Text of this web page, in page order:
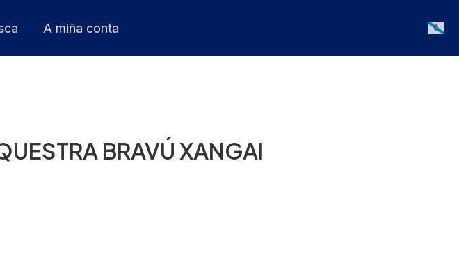
A miña conta
Galician
BRAVÚ XANGAI